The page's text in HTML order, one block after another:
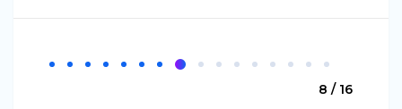
8 / 16